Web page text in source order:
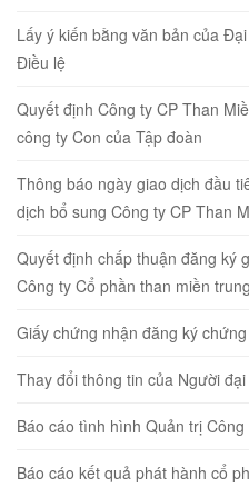
Lấy ý kiến bằng văn bản của
Điều lệ
Quyết định Công ty CP Than
công ty Con của Tập đoàn
Thông báo ngày giao dịch đầu
dịch bổ sung Công ty CP Than
Quyết định chấp thuận đăng ký
Công ty Cổ phần than miền
Giấy chứng nhận đăng ký
Thay đổi thông tin của Người
Báo cáo tình hình Quản trị
Báo cáo kết quả phát hành cổ